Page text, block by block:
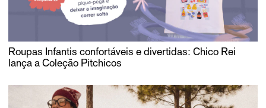
Roupas Infantis confortáveis e divertidas: Chico Rei
lança a Coleção Pitchicos